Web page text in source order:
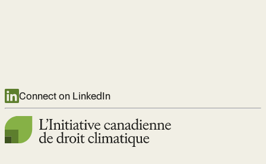
Connect on LinkedIn